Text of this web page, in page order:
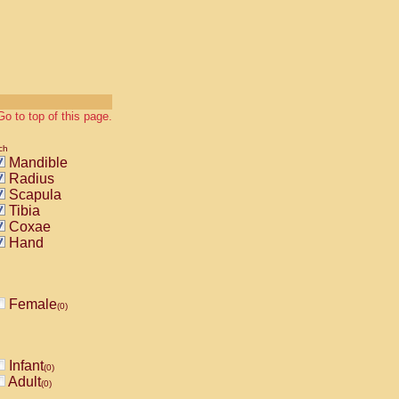
to top of this page.
Mandible
Radius
Scapula
Tibia
Coxae
Hand
Female(0)
Infant(0)
Adult(0)